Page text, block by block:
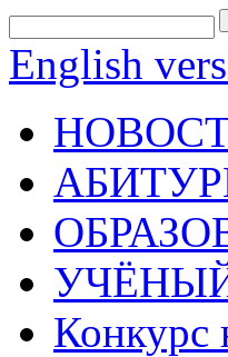
English
Конкурс